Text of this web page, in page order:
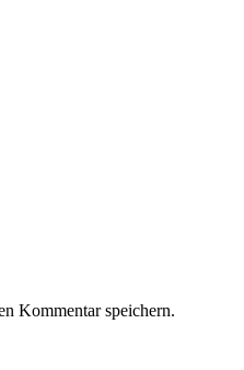
Kommentar speichern.